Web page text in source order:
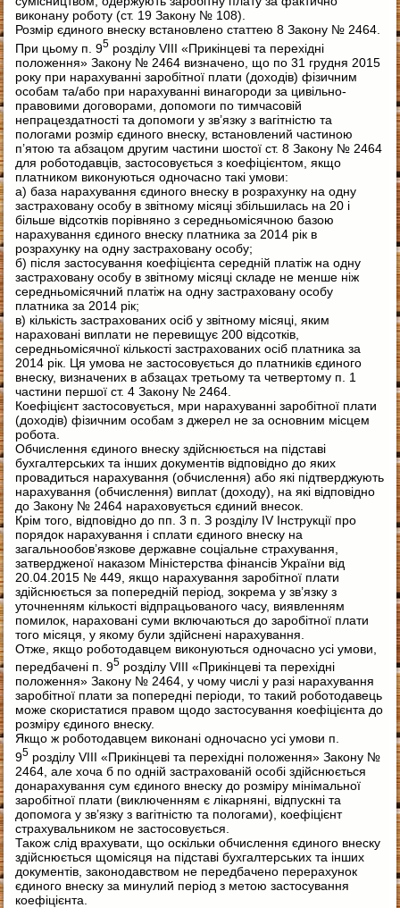
виконану роботу (ст. 19 Закону № 108).
Розмір єдиного внеску встановлено статтею 8 Закону № 2464.
При цьому п. 95 розділу VIII «Прикінцеві та перехідні
положення» Закону № 2464 визначено, що по 31 грудня 2015
року при нарахуванні заробітної плати (доходів) фізичним
особам та/або при нарахуванні винагороди за цивільно-
правовими договорами, допомоги по тимчасовій
непрацездатності та допомоги у зв’язку з вагітністю та
пологами розмір єдиного внеску, встановлений частиною
п’ятою та абзацом другим частини шостої ст. 8 Закону № 2464
для роботодавців, застосовується з коефіцієнтом, якщо
платником виконуються одночасно такі умови:
а) база нарахування єдиного внеску в розрахунку на одну
застраховану особу в звітному місяці збільшилась на 20 і
більше відсотків порівняно з середньомісячною базою
нарахування єдиного внеску платника за 2014 рік в
розрахунку на одну застраховану особу;
б) після застосування коефіцієнта середній платіж на одну
застраховану особу в звітному місяці складе не менше ніж
середньомісячний платіж на одну застраховану особу
платника за 2014 рік;
в) кількість застрахованих осіб у звітному місяці, яким
нараховані виплати не перевищує 200 відсотків,
середньомісячної кількості застрахованих осіб платника за
2014 рік. Ця умова не застосовується до платників єдиного
внеску, визначених в абзацах третьому та четвертому п. 1
частини першої ст. 4 Закону № 2464.
Коефіцієнт застосовується, мри нарахуванні заробітної плати
(доходів) фізичним особам з джерел не за основним місцем
робота.
Обчислення єдиного внеску здійснюється на підставі
бухгалтерських та інших документів відповідно до яких
провадиться нарахування (обчислення) або які підтверджують
нарахування (обчислення) виплат (доходу), на які відповідно
до Закону № 2464 нараховується єдиний внесок.
Крім того, відповідно до пп. 3 п. З розділу IV Інструкції про
порядок нарахування і сплати єдиного внеску на
загальнообов’язкове державне соціальне страхування,
затвердженої наказом Міністерства фінансів України від
20.04.2015 № 449, якщо нарахування заробітної плати
здійснюється за попередній період, зокрема у зв’язку з
уточненням кількості відпрацьованого часу, виявленням
помилок, нараховані суми включаються до заробітної плати
того місяця, у якому були здійснені нарахування.
Отже, якщо роботодавцем виконуються одночасно усі умови,
передбачені п. 95 розділу VIII «Прикінцеві та перехідні
положення» Закону № 2464, у чому числі у разі нарахування
заробітної плати за попередні періоди, то такий роботодавець
може скористатися правом щодо застосування коефіцієнта до
розміру єдиного внеску.
Якщо ж роботодавцем виконані одночасно усі умови п.
95 розділу VIII «Прикінцеві та перехідні положення» Закону №
2464, але хоча б по одній застрахованій особі здійснюється
донарахування сум єдиного внеску до розміру мінімальної
заробітної плати (виключенням є лікарняні, відпускні та
допомога у зв’язку з вагітністю та пологами), коефіцієнт
страхувальником не застосовується.
Також слід врахувати, що оскільки обчислення єдиного внеску
здійснюється щомісяця на підставі бухгалтерських та інших
документів, законодавством не передбачено перерахунок
єдиного внеску за минулий період з метою застосування
коефіцієнта.